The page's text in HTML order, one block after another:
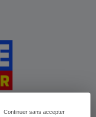
Continuer sans accepter